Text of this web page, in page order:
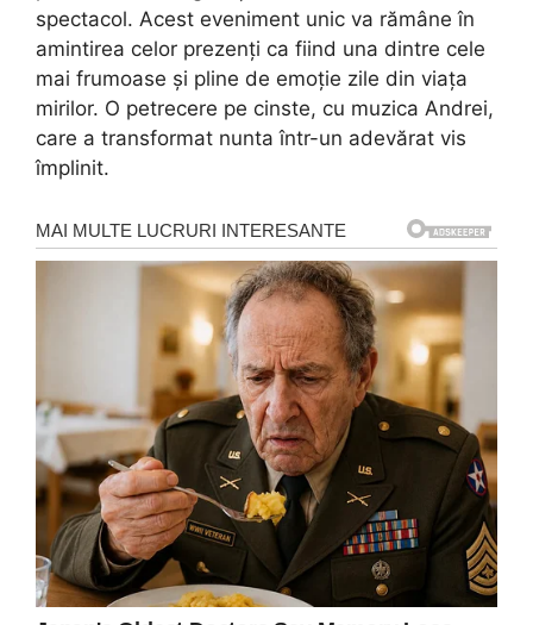
spectacol. Acest eveniment unic va rămâne în
amintirea celor prezenți ca fiind una dintre cele
mai frumoase și pline de emoție zile din viața
mirilor. O petrecere pe cinste, cu muzica Andrei,
care a transformat nunta într-un adevărat vis
împlinit.